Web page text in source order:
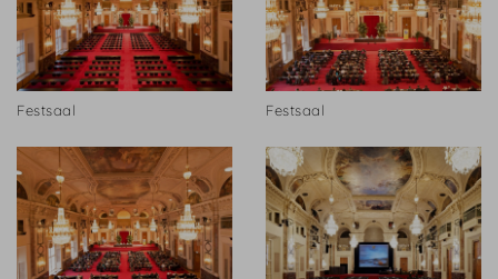
Festsaal Festsaal